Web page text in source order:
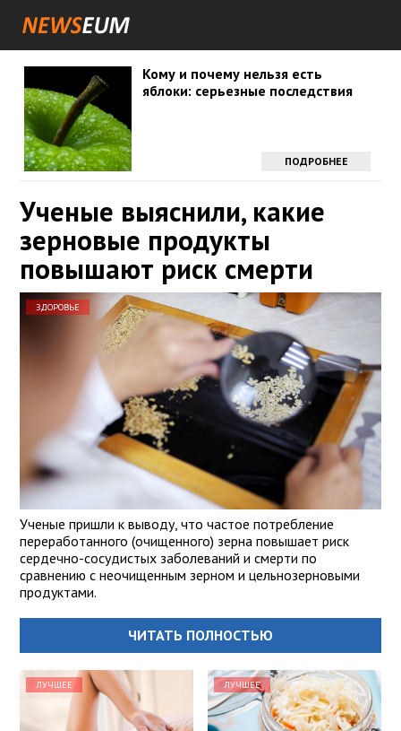
Кому и почему нельзя есть
яблоки: серьезные последствия
ПОДРОБНЕЕ
Ученые выяснили, какие
зерновые продукты
повышают риск смерти
ЗДОРОВЬЕ
Ученые пришли к выводу, что частое потребление
переработанного (очищенного) зерна повышает риск
сердечно-сосудистых заболеваний и смерти по
сравнению с неочищенным зерном и цельнозерновыми
продуктами.
ЧИТАТЬ ПОЛНОСТЬЮ
ЛУЧШЕЕ ЛУЧШЕЕ